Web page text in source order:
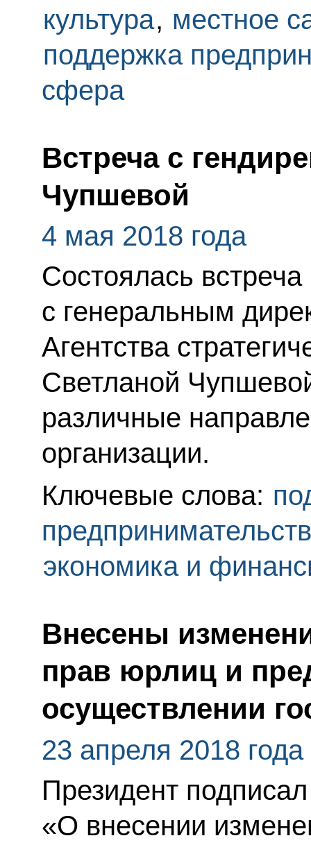
культура, местное
поддержка
сфера
Встреча с
Чупшевой
4 мая 2018 года
Состоялась
с генеральным
Агентства
Светланой
различные
организации.
Ключевые слова:
экономика и
Внесены
прав юрлиц и
осуществлении
23 апреля 2018 года
Президент
«О внесении